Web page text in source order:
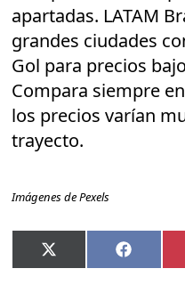
apartadas. LATAM
grandes ciudades
Gol para precios
Compara siempre
los precios varían
trayecto.
Imágenes de Pexels
Compartir
en
X
(Twitter) en